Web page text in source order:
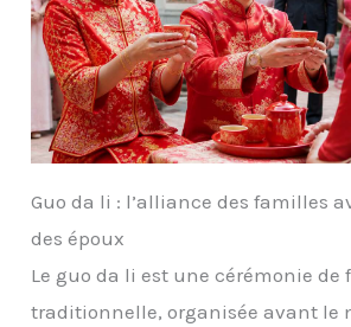
Guo da li : l’alliance des familles
des époux
Le guo da li est une cérémonie de
traditionnelle, organisée avant le